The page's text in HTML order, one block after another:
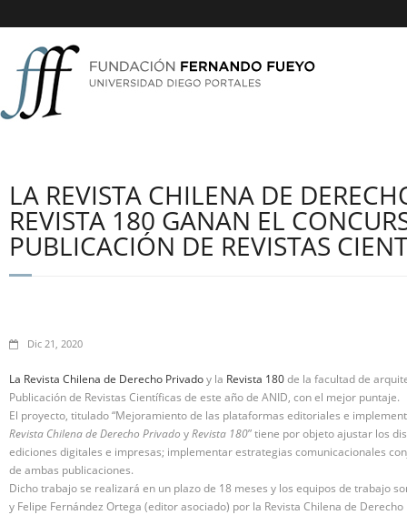
LA REVISTA CHILENA DE
REVISTA 180 GANAN EL
PUBLICACIÓN DE REVISTAS
Dic 21, 2020
La Revista Chilena de Derecho Privadoy la Revista 180de la facultad de
Publicación de Revistas Científicas de este año de ANID, con el mejor puntaje.
El proyecto, titulado “Mejoramiento de las plataformas editoriales e
Revista Chilena de Derecho Privado yRevista 180” tiene por objetoajustar los
ediciones digitales e impresas; implementar estrategias comunicacionales
de ambas publicaciones.
Dicho trabajo se realizará en un plazo de 18 meses y los equipos de trabajo
y Felipe Fernández Ortega (editor asociado) por la Revista Chilena de